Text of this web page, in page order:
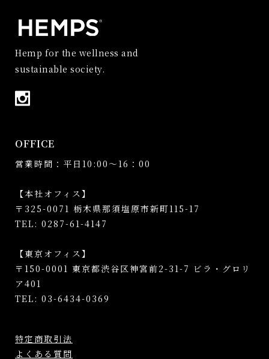
Hemp for the wellness and
sustainable society.
OFFICE
営業時間：平日10:00～16：00
【本社オフィス】
〒325-0071 栃木県那須塩原市新町115-17
TEL: 0287-61-4147
【東京オフィス】
〒150-0001 東京都渋谷区神宮前2-31-7 ビラ・グロリ
ア401
TEL: 03-6434-0369
特定商取引法
よくある質問